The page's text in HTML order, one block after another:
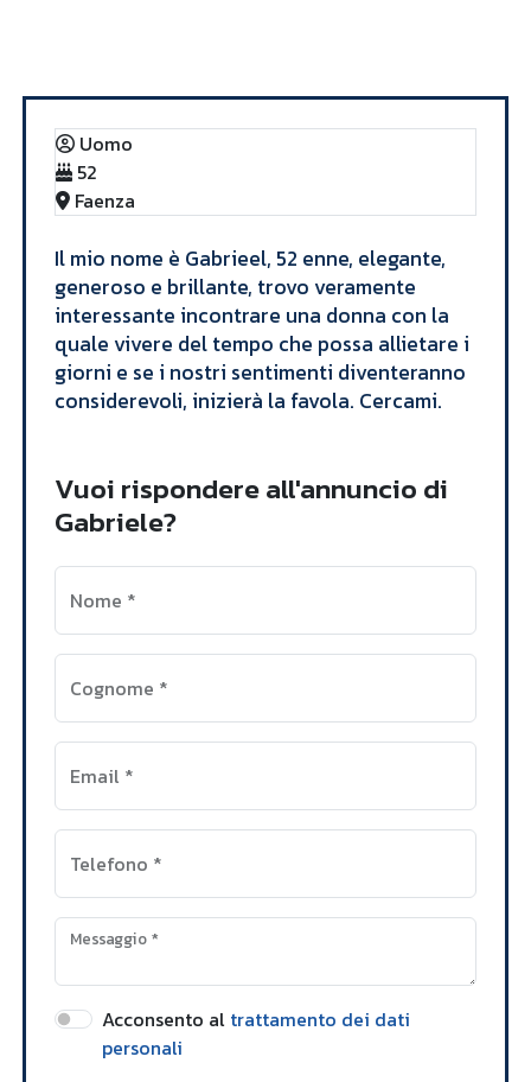
Annunci
Uomo
52
Faenza
Il mio nome è Gabrieel, 52 enne, elegante,
generoso e brillante, trovo veramente
interessante incontrare una donna con la
quale vivere del tempo che possa allietare i
giorni e se i nostri sentimenti diventeranno
considerevoli, inizierà la favola. Cercami.
Vuoi rispondere all'annuncio di
Gabriele?
Nome *
Cognome *
Email *
Telefono *
Messaggio*
Acconsento al trattamento dei dati
personali